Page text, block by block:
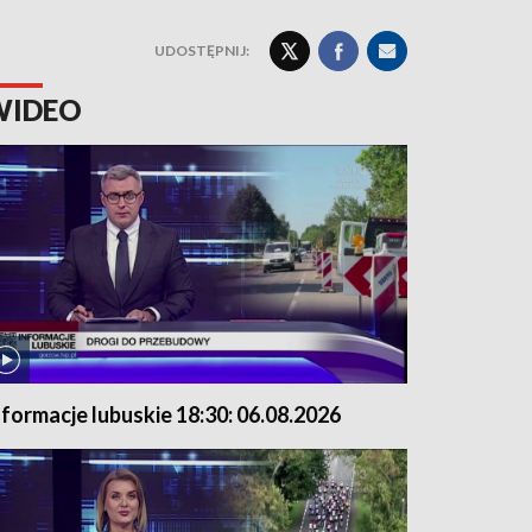
UDOSTĘPNIJ:
lubuskie 18:30: 06.08.2026